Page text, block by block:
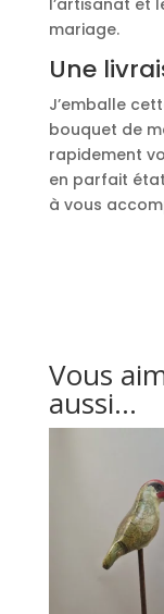
l’artisanat et
mariage.
Une
J’emballe
bouquet de
rapidement
en parfait
à vous
Vous
aussi…